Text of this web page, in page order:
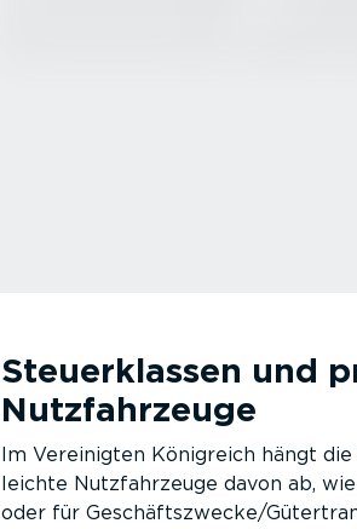
Steuer­klassen und
Nutzfahr­zeuge
Im Vereinigten Königreich hängt
leichte Nutzfahr­zeuge davon ab,
oder für Geschäfts­zwecke/